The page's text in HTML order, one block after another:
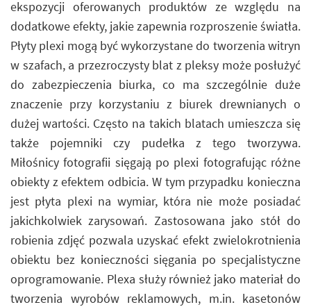
ekspozycji oferowanych produktów ze względu na
dodatkowe efekty, jakie zapewnia rozproszenie światła.
Płyty plexi mogą być wykorzystane do tworzenia witryn
w szafach, a przezroczysty blat z pleksy może posłużyć
do zabezpieczenia biurka, co ma szczególnie duże
znaczenie przy korzystaniu z biurek drewnianych o
dużej wartości. Często na takich blatach umieszcza się
także pojemniki czy pudełka z tego tworzywa.
Miłośnicy fotografii sięgają po plexi fotografując różne
obiekty z efektem odbicia. W tym przypadku konieczna
jest płyta plexi na wymiar, która nie może posiadać
jakichkolwiek zarysowań. Zastosowana jako stół do
robienia zdjęć pozwala uzyskać efekt zwielokrotnienia
obiektu bez konieczności sięgania po specjalistyczne
oprogramowanie. Plexa służy również jako materiał do
tworzenia wyrobów reklamowych, m.in. kasetonów